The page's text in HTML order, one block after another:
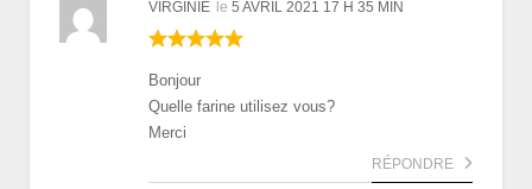
VIRGINIE le 5 AVRIL 2021 17 H 35 MIN
Bonjour
Quelle farine utilisez vous?
Merci
RÉPONDRE